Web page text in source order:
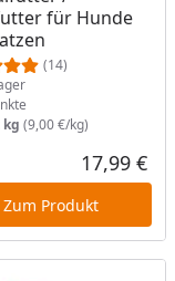
Preis
für Hunde
(14)
kg (9,00 €/kg)
17,99 €
Zum Produkt